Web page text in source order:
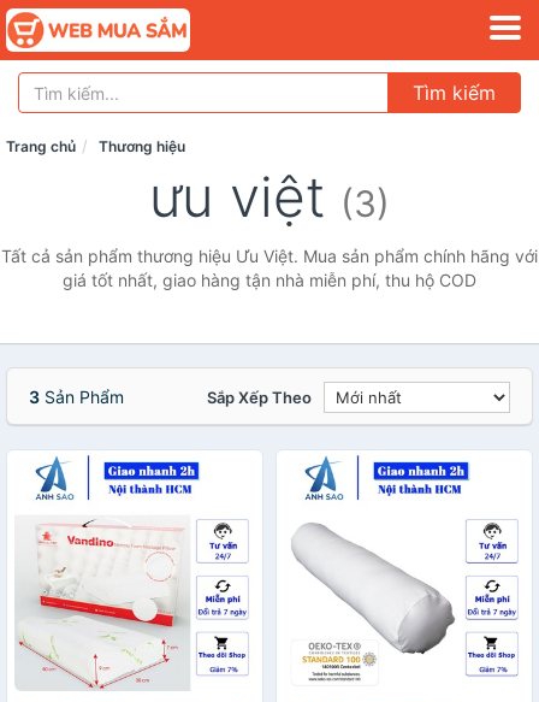
Tìm kiếm
Trang chủ Thương hiệu
ưu việt (3)
Tất cả sản phẩm thương hiệu Ưu Việt. Mua sản phẩm chính hãng với
giá tốt nhất, giao hàng tận nhà miễn phí, thu hộ COD
3 Sản Phẩm Sắp Xếp Theo